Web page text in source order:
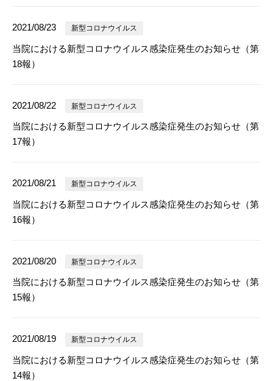
2021/08/23 新型コロナウイルス
当院における新型コロナウイルス感染症発生のお知らせ（第
18報）
2021/08/22 新型コロナウイルス
当院における新型コロナウイルス感染症発生のお知らせ（第
17報）
2021/08/21 新型コロナウイルス
当院における新型コロナウイルス感染症発生のお知らせ（第
16報）
2021/08/20 新型コロナウイルス
当院における新型コロナウイルス感染症発生のお知らせ（第
15報）
2021/08/19 新型コロナウイルス
当院における新型コロナウイルス感染症発生のお知らせ（第
14報）